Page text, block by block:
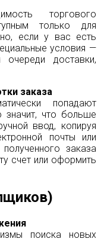
торгового
только для
если у вас есть
условия —
доставки,
заказа
попадают
что больше
ввод, копируя
почты или
заказа
счет или оформить
поиска новых